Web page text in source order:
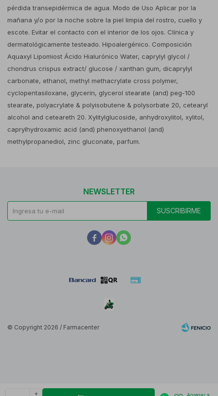
+
pérdida transepidérmica de agua. Modo de Uso Aplicar por la
mañana y/o por la noche sobre la piel limpia del rostro, cuello y
escote. Evitar el contacto con el interior de los ojos. Clínica y
dermatológicamente testeado. Hipoalergénico. Composición
Aquaxyl Lipomiost Ácido Hialurónico Water, caprylyl glycol /
chondrus crispus extract/ glucose / xanthan gum, dicaprylyl
carbonate, ethanol, methyl methacrylate cross polymer,
cyclopentasiloxane, glycerin, glycerol stearate (and) peg-100
stearate, polyacrylate & polyisobutene & polysorbate 20, cetearyl
alcohol and ceteareth 20. Xylitylglucoside, anhydroxylitol, xylitol,
caprylhydroxamic acid (and) phenoxyethanol (and)
methylpropanediol, zinc gluconate, parfum.
NEWSLETTER
SUSCRIBIRME
  
© Copyright 2026 / Farmacenter
Fenicio